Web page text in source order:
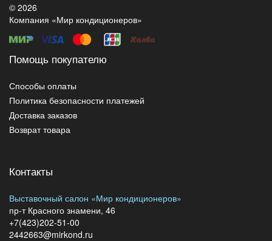
© 2026
Компания «Мир кондиционеров»
Помощь покупателю
Способы оплаты
Политика безопасности платежей
Доставка заказов
Возврат товара
Контакты
Выставочный салон «Мир кондиционеров»
пр-т Красного знамени, 46
+7(423)202-51-00
2442663@mirkond.ru